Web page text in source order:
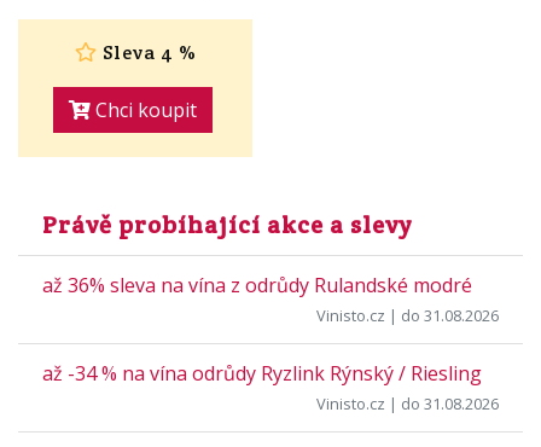
Sleva 4 %
Chci koupit
Právě probíhající akce a slevy
až 36% sleva na vína z odrůdy Rulandské modré
Vinisto.cz | do 31.08.2026
až -34 % na vína odrůdy Ryzlink Rýnský / Riesling
Vinisto.cz | do 31.08.2026